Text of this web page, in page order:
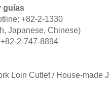
guías
+82-2-1330
Japanese, Chinese)
2-747-8894
Loin Cutlet / House-made